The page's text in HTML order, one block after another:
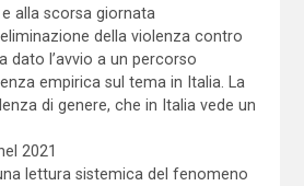
alla scorsa giornata
della violenza contro
dato l’avvio a un percorso
empirica sul tema in Italia. La
di genere, che in Italia vede un
2021
lettura sistemica del fenomeno